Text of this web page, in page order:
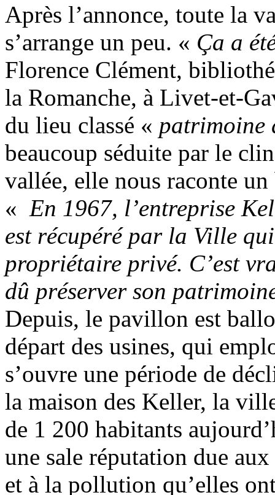
Après l’annonce, toute la
s’arrange un peu. « Ça a
Florence Clément,
la Romanche, à Livet-et-
du lieu classé « patrimoine
beaucoup séduite par le
vallée, elle nous raconte
« En 1967, l’entreprise
est récupéré par la Ville
propriétaire privé. C’est
dû préserver son
Depuis, le pavillon est
départ des usines, qui
s’ouvre une période de
la maison des Keller, la
de 1 200 habitants
une sale réputation due
et à la pollution qu’elles